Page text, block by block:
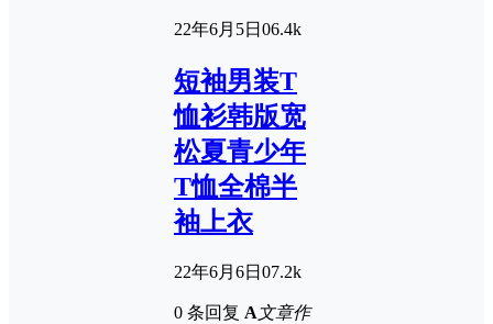
22年6月5日 06.4k
短袖男装T
恤衫韩版宽
松夏青少年
T恤全棉半
袖上衣
22年6月6日 07.2k
0 条回复 A文章作